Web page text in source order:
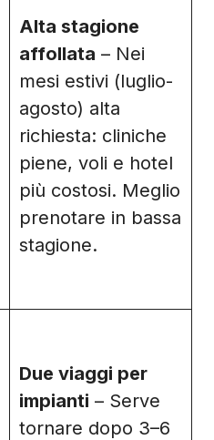
Alta stagione
affollata – Nei
mesi estivi (luglio-
agosto) alta
richiesta: cliniche
piene, voli e hotel
più costosi. Meglio
prenotare in bassa
stagione.
Due viaggi per
impianti – Serve
tornare dopo 3–6